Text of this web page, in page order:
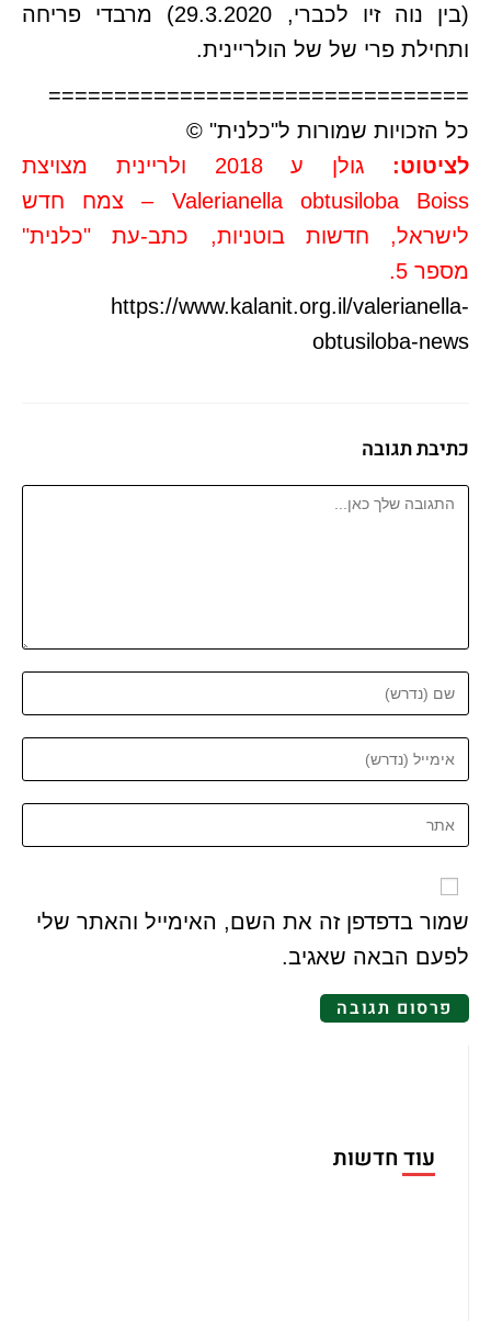
(בין נוה זיו לכברי, 29.3.2020) מרבדי פריחה
ותחילת פרי של של הולריינית.
================================
כל הזכויות שמורות ל"כלנית" ©
לציטוט:
גולן ע 2018 ולריינית מצויצת
Valerianella obtusiloba Boiss – צמח חדש
לישראל, חדשות בוטניות, כתב-עת "כלנית"
מספר 5.
https://www.kalanit.org.il/valerianella-
obtusiloba-news
כתיבת תגובה
שמור בדפדפן זה את השם, האימייל והאתר שלי
לפעם הבאה שאגיב.
עוד חדשות